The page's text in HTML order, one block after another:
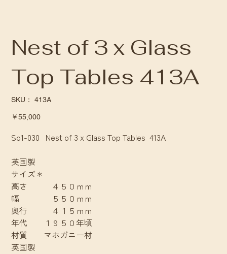
Nest of 3 x Glass
Top Tables 413A
SKU：
SKU：
413A
価
￥55,000
So1-030 Nest of 3 x Glass Top Tables 413A
英国製
サイズ＊
高さ ４５０ｍｍ
幅 ５５０ｍｍ
奥行 ４１５ｍｍ
年代 １９５０年頃
材質 マホガニー材
英国製